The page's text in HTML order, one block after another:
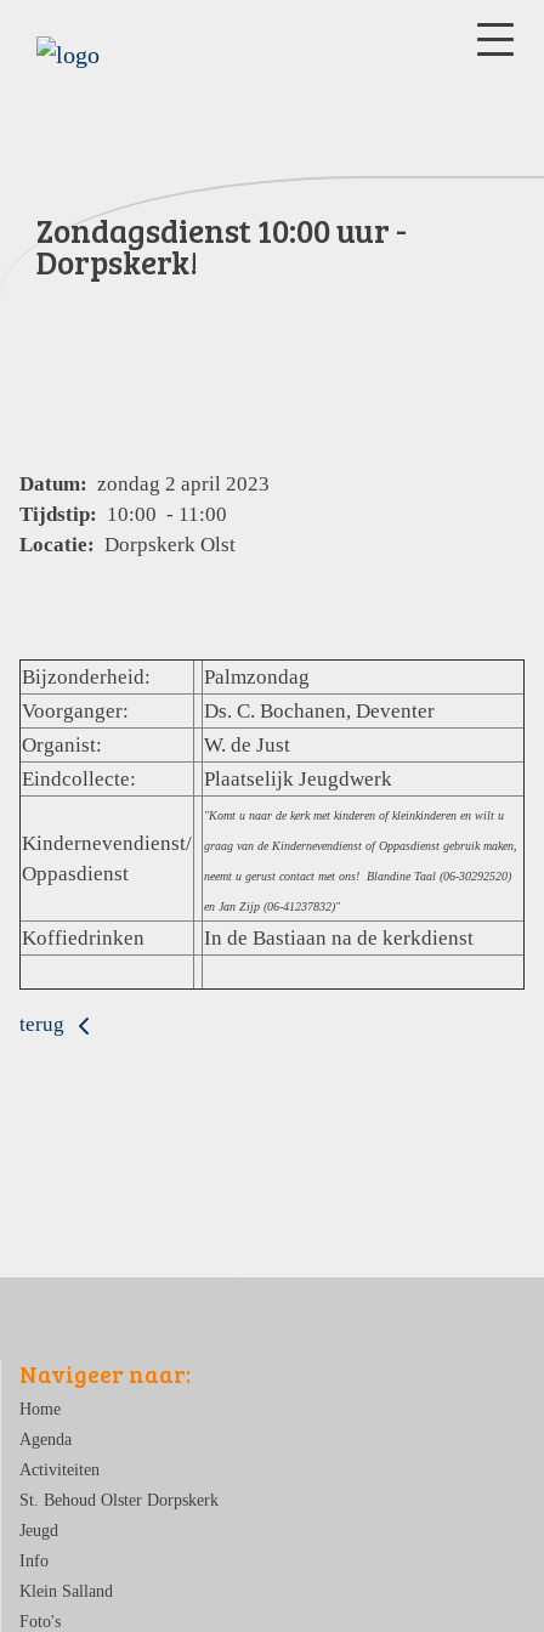
Zondagsdienst 10:00 uur -
Dorpskerk!
Datum: zondag 2 april 2023
Tijdstip: 10:00 - 11:00
Locatie: Dorpskerk Olst
Bijzonderheid:
Palmzondag
Voorganger:
Ds. C. Bochanen, Deventer
Organist:
W. de Just
Eindcollecte:
Plaatselijk Jeugdwerk
Kindernevendienst/
Oppasdienst
"Komt u naar de kerk met kinderen of kleinkinderen en wilt u
graag van de Kindernevendienst of Oppasdienst gebruik maken,
neemt u gerust contact met ons! Blandine Taal (06-30292520)
en Jan Zijp (06-41237832)"
Koffiedrinken In de Bastiaan na de kerkdienst
terug
Navigeer naar:
Home
Agenda
Activiteiten
St. Behoud Olster Dorpskerk
Jeugd
Info
Klein Salland
Foto's